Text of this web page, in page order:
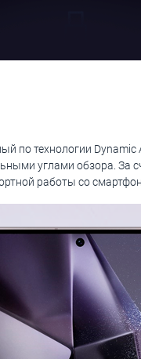
по технологии
углами обзора. За
работы со